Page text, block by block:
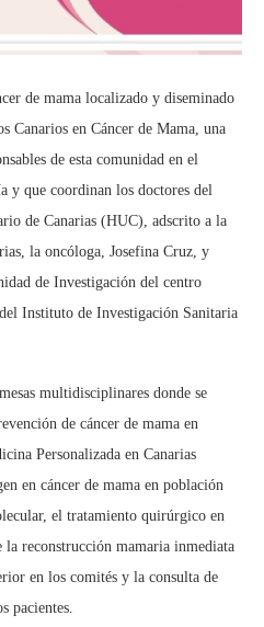
de mama localizado y diseminado
Canarios en Cáncer de Mama, una
de esta comunidad en el
y que coordinan los doctores del
de Canarias (HUC), adscrito a la
la oncóloga, Josefina Cruz, y
de Investigación del centro
Instituto de Investigación Sanitaria
multidisciplinares donde se
de cáncer de mama en
Personalizada en Canarias
en cáncer de mama en población
el tratamiento quirúrgico en
reconstrucción mamaria inmediata
en los comités y la consulta de
pacientes.